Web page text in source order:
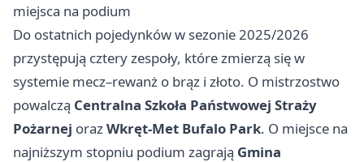
miejsca na podium
Do ostatnich pojedynków w sezonie 2025/2026
przystępują cztery zespoły, które zmierzą się w
systemie mecz–rewanż o brąz i złoto. O mistrzostwo
powalczą Centralna Szkoła Państwowej Straży
Pożarnej orazWkręt-Met Bufalo Park. O miejsce na
najniższym stopniu podium zagrają Gmina